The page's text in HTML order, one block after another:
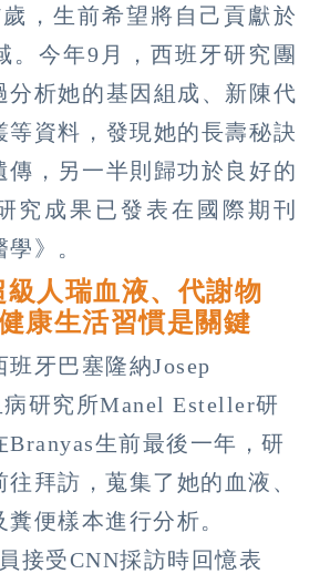
，生前希望將自己貢獻於
。今年9月，西班牙研究團
分析她的基因組成、新陳代
等資料，發現她的長壽秘訣
傳，另一半則歸功於良好的
究成果已發表在國際期刊
學》。
級人瑞血液、代謝物
康生活習慣是關鍵
牙巴塞隆納Josep
研究所Manel Esteller研
Branyas生前最後一年，研
拜訪，蒐集了她的血液、
便樣本進行分析。
接受CNN採訪時回憶表